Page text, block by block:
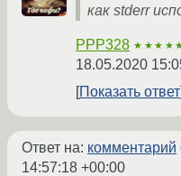
как stderr
PPP328
18.05.2020
Показать ответ
Ответ на: комментарий
14:57:18 +00:00